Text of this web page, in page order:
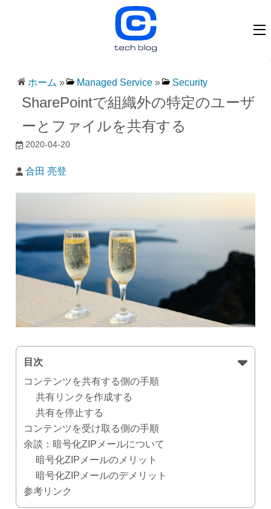
ホーム » Managed Service » Security
SharePointで組織外の特定のユーザ
ーとファイルを共有する
2020-04-20
合田 亮登
目次
コンテンツを共有する側の手順
共有リンクを作成する
共有を停止する
コンテンツを受け取る側の手順
余談：暗号化ZIPメールについて
暗号化ZIPメールのメリット
暗号化ZIPメールのデメリット
参考リンク